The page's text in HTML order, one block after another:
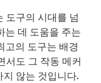
도구의 시대를 넘
는 데 도움을 주는
고의 도구는 배경
서도 그 작동 메커
않는 것입니다.